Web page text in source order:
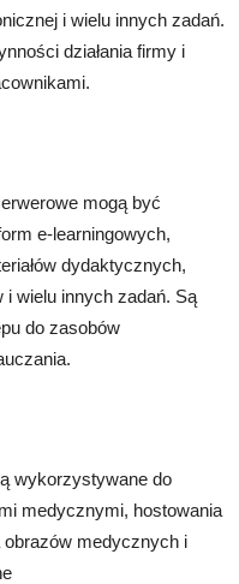
i wielu innych zadań.
działania firmy i
mogą być
e-learningowych,
dydaktycznych,
wielu innych zadań. Są
do zasobów
wykorzystywane do
medycznymi, hostowania
medycznych i